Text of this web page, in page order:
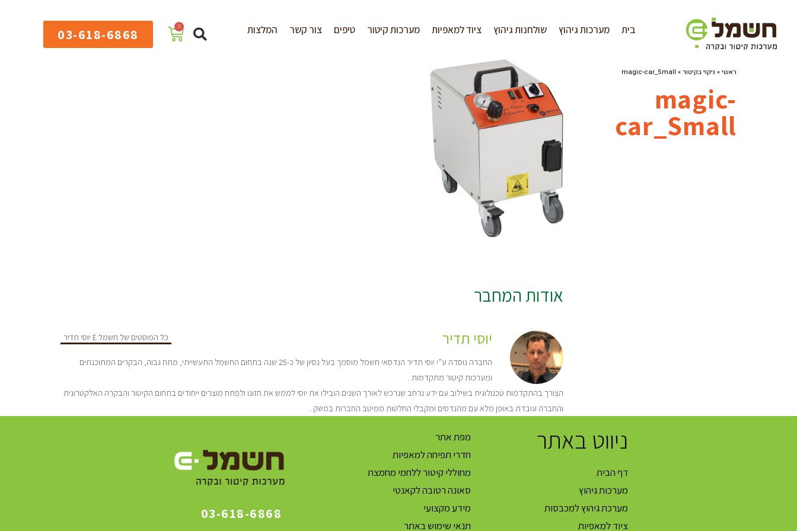
בית
מערכות גיהוץ שולחנות גיהוץ ציוד למאפיות מערכות קיטור טיפים צור קשר המלצות 0
03-618-6868
ראשי» ניקוי בקיטור»
magic-car_Small
magic-
car_Small
אודות המחבר
יוסי תדיר כל הפוסטים של חשמל E יוסי תדיר
החברה נוסדה ע”י יוסי תדיר הנדסאי חשמל מוסמך בעל נסיון של כ-25 שנה בתחום החשמל התעשייתי, מתח גבוה, הבקרים המתוכנתים
ומערכות קיטור מתקדמות .
הצורך בהתקדמות טכנולוגית בשילוב עם ידע נרחב שנרכש לאורך השנים הובילו את יוסי לממש את חזונו ולפתח מוצרים ייחודים בתחום הקיטור והבקרה האלקטרונית
והחברה עובדת באופן מלא עם מהנדסים ומקבלי החלטות ממיטב החברות במשק .
ניווט באתר
דף הבית
מערכות גיהוץ
מערכת גיהוץ למכבסות
ציוד למאפיות
מפת אתר
חדרי תפיחה למאפיות
מחוללי קיטור ללחמי מחמצת
סאונה רטובה לקאנטי
מידע מקצועי
תנאי שימוש באתר
03-618-6868